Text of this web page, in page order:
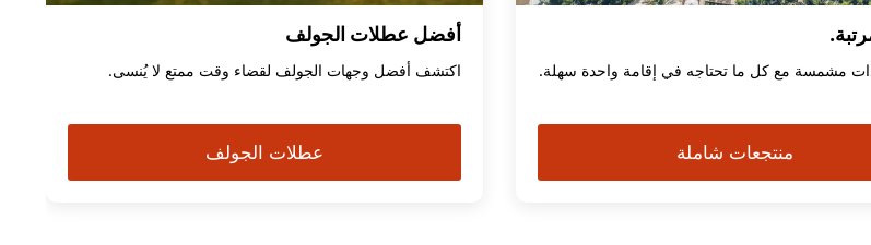
مشمسة مع كل ما تحتاجه في إقامة واحدة سهلة.
منتجعات شاملة
أفضل عطلات الجولف
اكتشف أفضل وجهات الجولف لقضاء وقت ممتع لا يُنسى.
عطلات الجولف